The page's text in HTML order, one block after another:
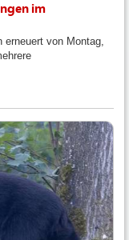
im
erneuert von Montag,